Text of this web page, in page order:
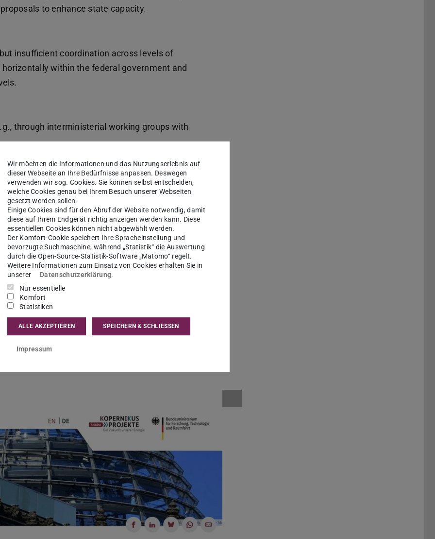
to enhance state capacity.
insufficient coordination across levels of
within the federal government and
through interministerial working groups with
via new or expanded federal-state
in terms of staffing and funding
task “climate protection and adaptation”)
will come with the revision of the Federal
of the next legislative period.
#Federalism #AriadneProject
Darmstadt
Wir möchten die Informationen und das Nutzungserlebnis auf
dieser Webseite an Ihre Bedürfnisse anpassen. Deswegen
verwenden wir sog. Cookies. Sie können selbst entscheiden,
welche Cookies genau bei Ihrem Besuch unserer Webseiten
gesetzt werden sollen.
Einige Cookies sind für den Abruf der Website notwendig, damit
diese auf Ihrem Endgerät richtig anzeigen werden kann. Diese
essentiellen Cookies können nicht abgewählt werden.
Der Komfort-Cookie speichert Ihre Spracheinstellung und
bevorzugte Suchmaschine, während „Statistik“ die Auswertung
durch die Open-Source-Statistik-Software „Matomo“ regelt.
Weitere Informationen zum Einsatz von Cookies erhalten Sie in
unserer
Datenschutzerklärung.
Nur essentielle
Komfort
Statistiken
ALLE AKZEPTIEREN SPEICHERN & SCHLIESSEN
Impressum